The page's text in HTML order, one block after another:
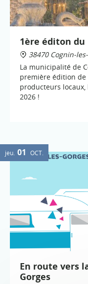
1ère éditon
38470 Cognin-
La municipalité de
première édition
producteurs
2026 !
jeu. 01 OCT.
En route vers
Gorges